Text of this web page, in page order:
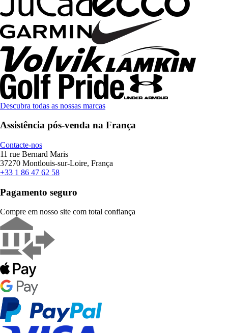
Descubra todas as nossas marcas
Assistência pós-venda na França
Contacte-nos
11 rue Bernard Maris
37270 Montlouis-sur-Loire, França
+33 1 86 47 62 58
Pagamento seguro
Compre em nosso site com total confiança